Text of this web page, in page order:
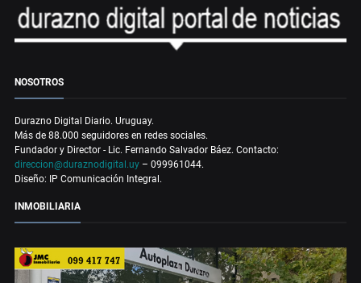
NOSOTROS
Durazno Digital Diario. Uruguay.
Más de 88.000 seguidores en redes sociales.
Fundador y Director - Lic. Fernando Salvador Báez. Contacto:
direccion@duraznodigital.uy – 099961044.
Diseño: IP Comunicación Integral.
INMOBILIARIA